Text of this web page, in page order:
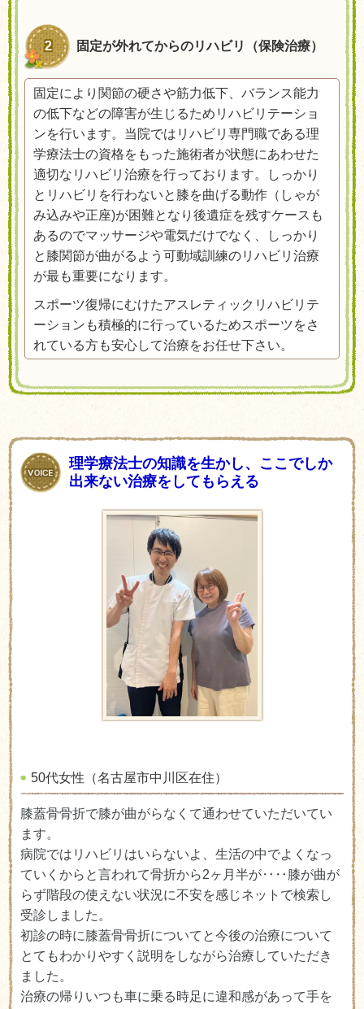
2 固定が外れてからのリハビリ（保険治療）
固定により関節の硬さや筋力低下、バランス能力
の低下などの障害が生じるためリハビリテーショ
ンを行います。当院ではリハビリ専門職である理
学療法士の資格をもった施術者が状態にあわせた
適切なリハビリ治療を行っております。しっかり
とリハビリを行わないと膝を曲げる動作（しゃが
み込みや正座)が困難となり後遺症を残すケースも
あるのでマッサージや電気だけでなく、しっかり
と膝関節が曲がるよう可動域訓練のリハビリ治療
が最も重要になります。
スポーツ復帰にむけたアスレティックリハビリテ
ーションも積極的に行っているためスポーツをさ
れている方も安心して治療をお任せ下さい。
理学療法士の知識を生かし、ここでしか
出来ない治療をしてもらえる
50代女性（名古屋市中川区在住）
膝蓋骨骨折で膝が曲がらなくて通わせていただいてい
ます。
病院ではリハビリはいらないよ、生活の中でよくなっ
ていくからと言われて骨折から2ヶ月半が‥‥膝が曲が
らず階段の使えない状況に不安を感じネットで検索し
受診しました。
初診の時に膝蓋骨骨折についてと今後の治療について
とてもわかりやすく説明をしながら治療していただき
ました。
治療の帰りいつも車に乗る時足に違和感があって手を